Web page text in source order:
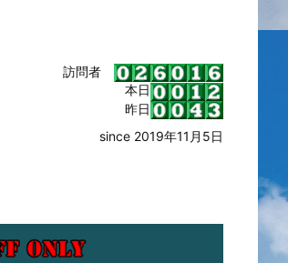
訪問者
本日
昨日
since 2019年11月5日